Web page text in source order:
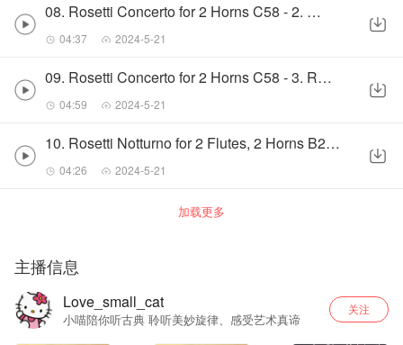
08. Rosetti Concerto for 2 Horns C58 - 2. Roman
04:37 2024-5-21
09. Rosetti Concerto for 2 Horns C58 - 3. Rondeau
04:59 2024-5-21
10. Rosetti Notturno for 2 Flutes, 2 Horns B27 - 1. Macrhe maestoso
04:26 2024-5-21
加载更多
主播信息
Love_small_cat
小喵陪你听古典 聆听美妙旋律、感受艺术真谛
关注